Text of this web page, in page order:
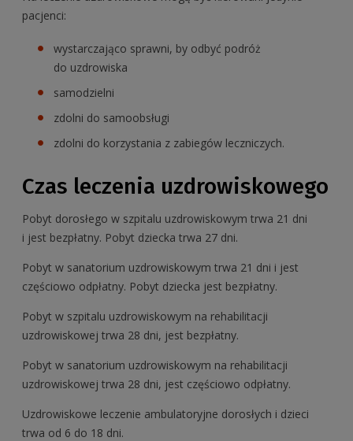
pacjenci:
wystarczająco sprawni, by odbyć podróż
do uzdrowiska
samodzielni
zdolni do samoobsługi
zdolni do korzystania z zabiegów leczniczych.
Czas leczenia uzdrowiskowego
Pobyt dorosłego w szpitalu uzdrowiskowym trwa 21 dni
i jest bezpłatny. Pobyt dziecka trwa 27 dni.
Pobyt w sanatorium uzdrowiskowym trwa 21 dni i jest
częściowo odpłatny. Pobyt dziecka jest bezpłatny.
Pobyt w szpitalu uzdrowiskowym na rehabilitacji
uzdrowiskowej trwa 28 dni, jest bezpłatny.
Pobyt w sanatorium uzdrowiskowym na rehabilitacji
uzdrowiskowej trwa 28 dni, jest częściowo odpłatny.
Uzdrowiskowe leczenie ambulatoryjne dorosłych i dzieci
trwa od 6 do 18 dni.